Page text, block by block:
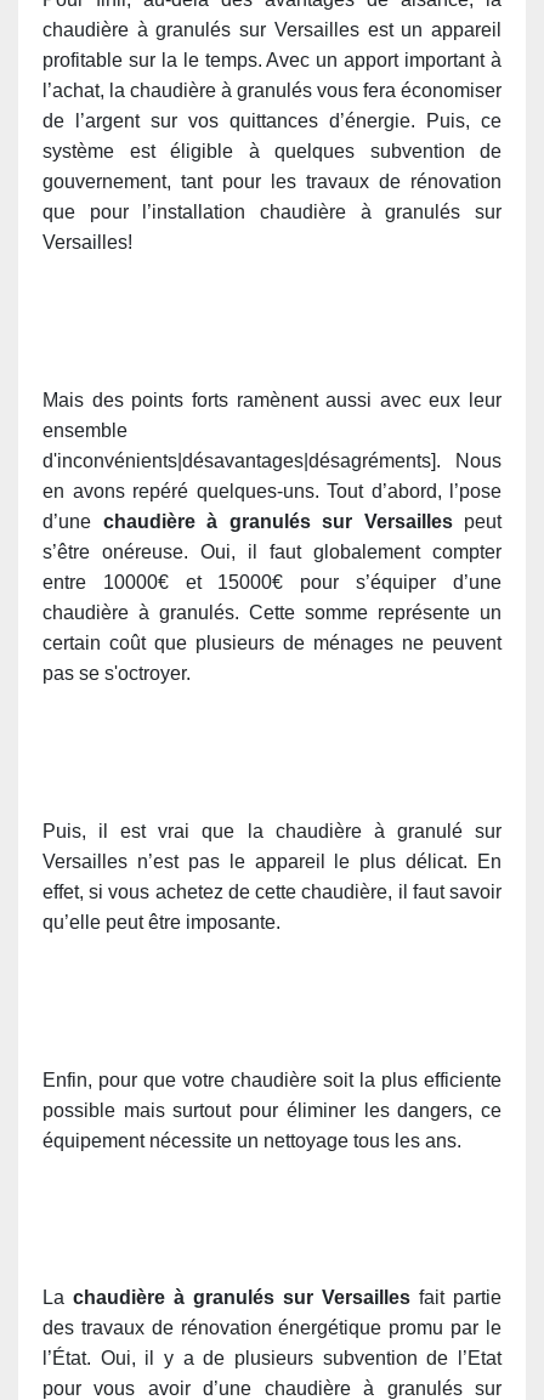
chaudière à granulés sur Versailles est un appareil
profitable sur la le temps. Avec un apport important à
l’achat, la chaudière à granulés vous fera économiser
de l’argent sur vos quittances d’énergie. Puis, ce
système est éligible à quelques subvention de
gouvernement, tant pour les travaux de rénovation
que pour l’installation chaudière à granulés sur
Versailles!
Mais des points forts ramènent aussi avec eux leur
ensemble
d'inconvénients|désavantages|désagréments]. Nous
en avons repéré quelques-uns. Tout d’abord, l’pose
d’une chaudière à granulés sur Versaillespeut
s’être onéreuse. Oui, il faut globalement compter
entre 10000€ et 15000€ pour s’équiper d’une
chaudière à granulés. Cette somme représente un
certain coût que plusieurs de ménages ne peuvent
pas se s'octroyer.
Puis, il est vrai que la chaudière à granulé sur
Versailles n’est pas le appareil le plus délicat. En
effet, si vous achetez de cette chaudière, il faut savoir
qu’elle peut être imposante.
Enfin, pour que votre chaudière soit la plus efficiente
possible mais surtout pour éliminer les dangers, ce
équipement nécessite un nettoyage tous les ans.
La chaudière à granulés sur Versailles fait partie
des travaux de rénovation énergétique promu par le
l’État. Oui, il y a de plusieurs subvention de l’Etat
pour vous avoir d’une chaudière à granulés sur